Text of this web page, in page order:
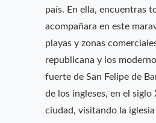
país. En ella, encuentras
acompañara en este
playas y zonas
republicana y los
fuerte de San Felipe de
de los ingleses, en el
ciudad, visitando la